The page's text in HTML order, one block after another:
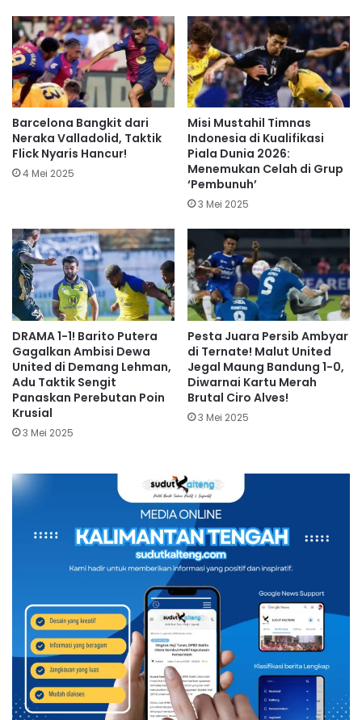
Barcelona Bangkit dari
Neraka Valladolid, Taktik
Flick Nyaris Hancur!
4 Mei 2025
Misi Mustahil Timnas
Indonesia di Kualifikasi
Piala Dunia 2026:
Menemukan Celah di Grup
‘Pembunuh’
3 Mei 2025
DRAMA 1-1! Barito Putera
Gagalkan Ambisi Dewa
United di Demang Lehman,
Adu Taktik Sengit
Panaskan Perebutan Poin
Krusial
3 Mei 2025
Pesta Juara Persib Ambyar
di Ternate! Malut United
Jegal Maung Bandung 1-0,
Diwarnai Kartu Merah
Brutal Ciro Alves!
3 Mei 2025